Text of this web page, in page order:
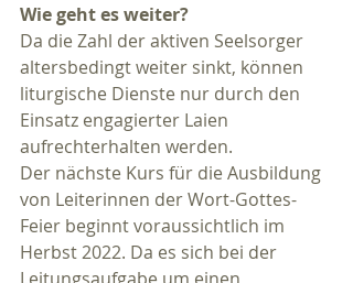
Wie geht es weiter?
Da die Zahl der aktiven Seelsorger
altersbedingt weiter sinkt, können
liturgische Dienste nur durch den
Einsatz engagierter Laien
aufrechterhalten werden.
Der nächste Kurs für die Ausbildung
von Leiterinnen der Wort-Gottes-
Feier beginnt voraussichtlich im
Herbst 2022. Da es sich bei der
Leitungsaufgabe um einen